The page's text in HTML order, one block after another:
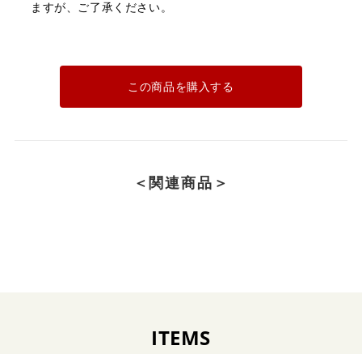
ますが、ご了承ください。
この商品を購入する
＜関連商品＞
ITEMS